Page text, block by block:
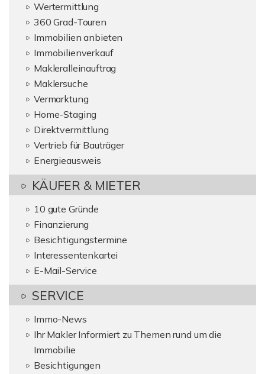
Wertermittlung
360 Grad-Touren
Immobilien anbieten
Immobilienverkauf
Makleralleinauftrag
Maklersuche
Vermarktung
Home-Staging
Direktvermittlung
Vertrieb für Bauträger
Energieausweis
KÄUFER & MIETER
10 gute Gründe
Finanzierung
Besichtigungstermine
Interessentenkartei
E-Mail-Service
SERVICE
Immo-News
Ihr Makler Informiert zu Themen rund um die
Immobilie
Besichtigungen